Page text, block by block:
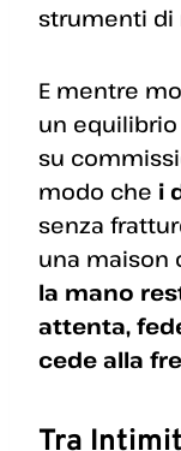
strumenti di
E mentre
un
su
modo che i
senza
una maison
la mano
attenta,
cede alla
Tra